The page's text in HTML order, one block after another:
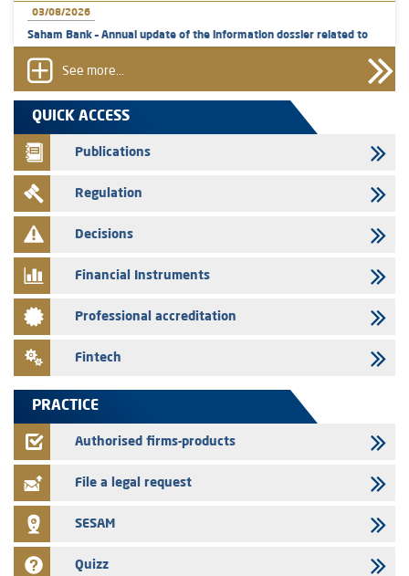
03/08/2026
Saham Bank – Annual update of the information dossier related to
31/07/2026
VEOLIA ENVIRONNEMENT - The AMMC approves the definitive
prospectus related to shares issuances offered exclusively to the
group employees
29/07/2026
WAFABAIL – Annual update of the information dossier related to the
finance company bills program
29/07/2026
28/07/2026
Med Paper - Crossing of shareholding threshold of 5%
Saham Leasing – Annual update of the information dossier related to
Jaida – Annual update of the information dossier related to the
See more...
QUICK ACCESS
Publications
Regulation
Decisions
Financial Instruments
Professional accreditation
Fintech
PRACTICE
Authorised firms-products
File a legal request
SESAM
Quizz